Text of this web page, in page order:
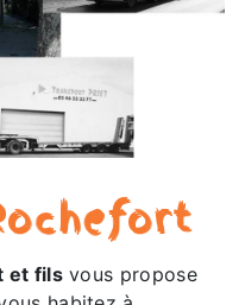
et filsvous propose